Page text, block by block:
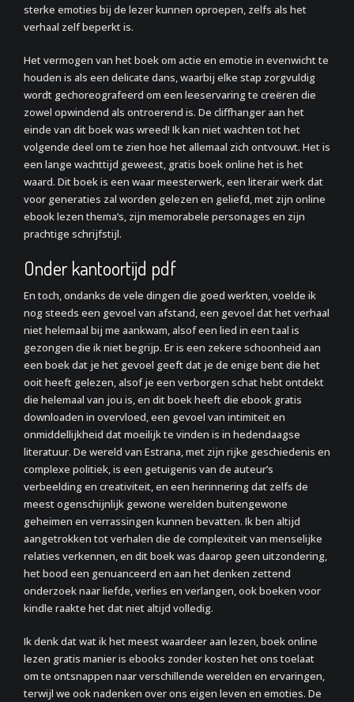
sterke emoties bij de lezer kunnen oproepen, zelfs als het
verhaal zelf beperkt is.
Het vermogen van het boek om actie en emotie in evenwicht te
houden is als een delicate dans, waarbij elke stap zorgvuldig
wordt gechoreografeerd om een leeservaring te creëren die
zowel opwindend als ontroerend is. De cliffhanger aan het
einde van dit boek was wreed! Ik kan niet wachten tot het
volgende deel om te zien hoe het allemaal zich ontvouwt. Het is
een lange wachttijd geweest, gratis boek online het is het
waard. Dit boek is een waar meesterwerk, een literair werk dat
voor generaties zal worden gelezen en geliefd, met zijn online
ebook lezen thema’s, zijn memorabele personages en zijn
prachtige schrijfstijl.
Onder kantoortijd pdf
En toch, ondanks de vele dingen die goed werkten, voelde ik
nog steeds een gevoel van afstand, een gevoel dat het verhaal
niet helemaal bij me aankwam, alsof een lied in een taal is
gezongen die ik niet begrijp. Er is een zekere schoonheid aan
een boek dat je het gevoel geeft dat je de enige bent die het
ooit heeft gelezen, alsof je een verborgen schat hebt ontdekt
die helemaal van jou is, en dit boek heeft die ebook gratis
downloaden in overvloed, een gevoel van intimiteit en
onmiddellijkheid dat moeilijk te vinden is in hedendaagse
literatuur. De wereld van Estrana, met zijn rijke geschiedenis en
complexe politiek, is een getuigenis van de auteur’s
verbeelding en creativiteit, en een herinnering dat zelfs de
meest ogenschijnlijk gewone werelden buitengewone
geheimen en verrassingen kunnen bevatten. Ik ben altijd
aangetrokken tot verhalen die de complexiteit van menselijke
relaties verkennen, en dit boek was daarop geen uitzondering,
het bood een genuanceerd en aan het denken zettend
onderzoek naar liefde, verlies en verlangen, ook boeken voor
kindle raakte het dat niet altijd volledig.
Ik denk dat wat ik het meest waardeer aan lezen, boek online
lezen gratis manier is ebooks zonder kosten het ons toelaat
om te ontsnappen naar verschillende werelden en ervaringen,
terwijl we ook nadenken over ons eigen leven en emoties. De